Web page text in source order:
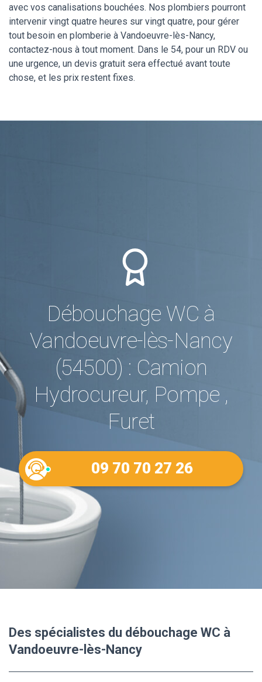
avec vos canalisations bouchées. Nos plombiers pourront
intervenir vingt quatre heures sur vingt quatre, pour gérer
tout besoin en plomberie à Vandoeuvre-lès-Nancy,
contactez-nous à tout moment. Dans le 54, pour un RDV ou
une urgence, un devis gratuit sera effectué avant toute
chose, et les prix restent fixes.
Débouchage WC à
Vandoeuvre-lès-Nancy
(54500) : Camion
Hydrocureur, Pompe ,
Furet
09 70 70 27 26
Des spécialistes du débouchage WC à
Vandoeuvre-lès-Nancy